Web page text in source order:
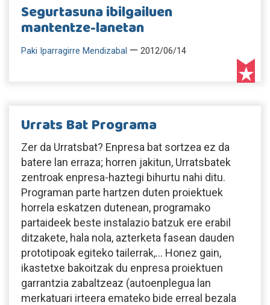
Segurtasuna ibilgailuen
mantentze-lanetan
Paki Iparragirre Mendizabal — 2012/06/14
Urrats Bat Programa
Zer da Urratsbat? Enpresa bat sortzea ez da
batere lan erraza; horren jakitun, Urratsbatek
zentroak enpresa-haztegi bihurtu nahi ditu.
Programan parte hartzen duten proiektuek
horrela eskatzen dutenean, programako
partaideek beste instalazio batzuk ere erabil
ditzakete, hala nola, azterketa fasean dauden
prototipoak egiteko tailerrak,… Honez gain,
ikastetxe bakoitzak du enpresa proiektuen
garrantzia zabaltzeaz (autoenplegua lan
merkatuari irteera emateko bide erreal bezala